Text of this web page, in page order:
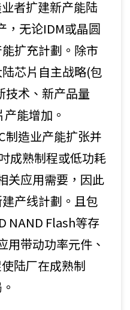
者扩建新产能陆
，无论IDM或晶圆
扩充計劃。除市
芯片自主战略(包
技术、新产品量
能增加。
造业产能扩张并
成熟制程或低功耗
关应用需要，因此
产线計劃。且包
NAND Flash等存
用带动功率元件、
陆厂在成熟制